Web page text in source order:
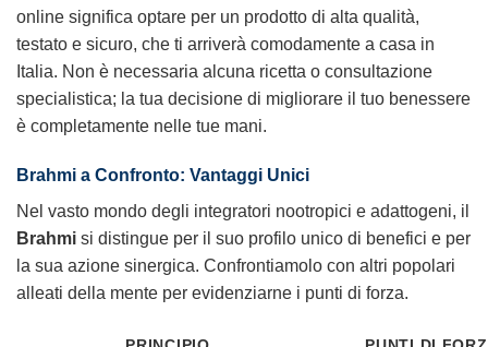
online significa optare per un prodotto di alta qualità,
testato e sicuro, che ti arriverà comodamente a casa in
Italia. Non è necessaria alcuna ricetta o consultazione
specialistica; la tua decisione di migliorare il tuo benessere
è completamente nelle tue mani.
Brahmi a Confronto: Vantaggi Unici
Nel vasto mondo degli integratori nootropici e adattogeni, il
Brahmi si distingue per il suo profilo unico di benefici e per
la sua azione sinergica. Confrontiamolo con altri popolari
alleati della mente per evidenziarne i punti di forza.